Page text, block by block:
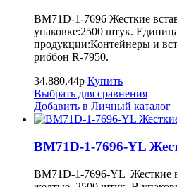
BM71D-1-7696 Жесткие
упаковке:2500 штук.
продукции:Контейнеры и
риббон R-7950.
34.880,44р Купить
Выбрать для сравнения
Добавить в Личный каталог
BM71D-1-7696-YL
BM71D-1-7696-YL Жесткие